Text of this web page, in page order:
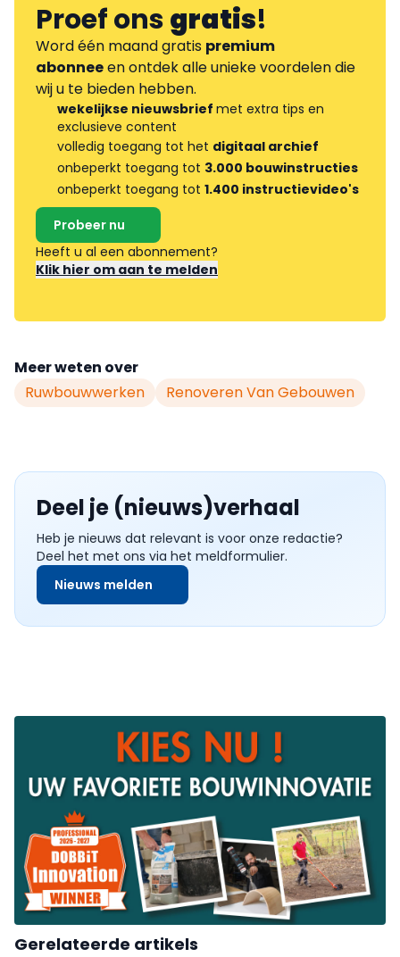
Proef onsgratis!
Word één maand gratis premium
abonneeen ontdek alle unieke voordelen die
wij u te bieden hebben.
wekelijkse nieuwsbrief met extra tips en
exclusieve content
volledig toegang tot het digitaal archief
onbeperkt toegang tot 3.000 bouwinstructies
onbeperkt toegang tot 1.400 instructievideo's
Probeer nu
Heeft u al een abonnement?
Klik hier om aan te melden
Meer weten over
Ruwbouwwerken
Renoveren Van Gebouwen
Deel je (nieuws)verhaal
Heb je nieuws dat relevant is voor onze redactie?
Deel het met ons via het meldformulier.
Nieuws melden
Gerelateerde artikels